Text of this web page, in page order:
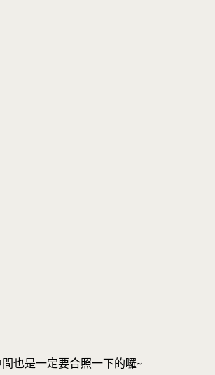
間也是一定要合照一下的囉~